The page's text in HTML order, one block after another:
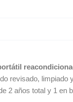
revisado,
2 años total y 1 en